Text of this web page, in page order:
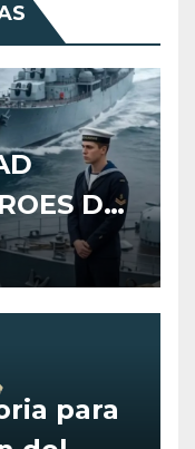
DEL
para